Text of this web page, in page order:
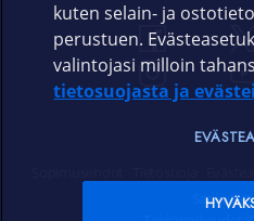
kuten selain- ja
perustuen.
valintojasi milloin
tietosuojasta ja